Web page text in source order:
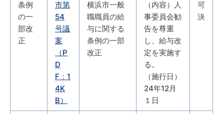
条例
の一
部改
正
市第
54
号議
案
（P
D
F：1
4K
B）
横浜市一般
職職員の給
与に関する
条例の一部
改正
（内容）人
事委員会勧
告を尊重
し、給与改
定を実施す
る。
（施行日）
24年12月
１日
可
決